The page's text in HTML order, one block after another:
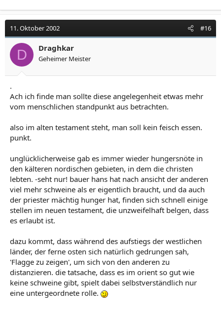
11. Oktober 2002 #16
D Draghkar
Geheimer Meister
.
Ach ich finde man sollte diese angelegenheit etwas mehr
vom menschlichen standpunkt aus betrachten.
also im alten testament steht, man soll kein feisch essen.
punkt.
unglücklicherweise gab es immer wieder hungersnöte in
den kälteren nordischen gebieten, in dem die christen
lebten. -seht nur! bauer hans hat nach ansicht der anderen
viel mehr schweine als er eigentlich braucht, und da auch
der priester mächtig hunger hat, finden sich schnell einige
stellen im neuen testament, die unzweifelhaft belgen, dass
es erlaubt ist.
dazu kommt, dass während des aufstiegs der westlichen
länder, der ferne osten sich natürlich gedrungen sah,
'Flagge zu zeigen', um sich von den anderen zu
distanzieren. die tatsache, dass es im orient so gut wie
keine schweine gibt, spielt dabei selbstverständlich nur
eine untergeordnete rolle.